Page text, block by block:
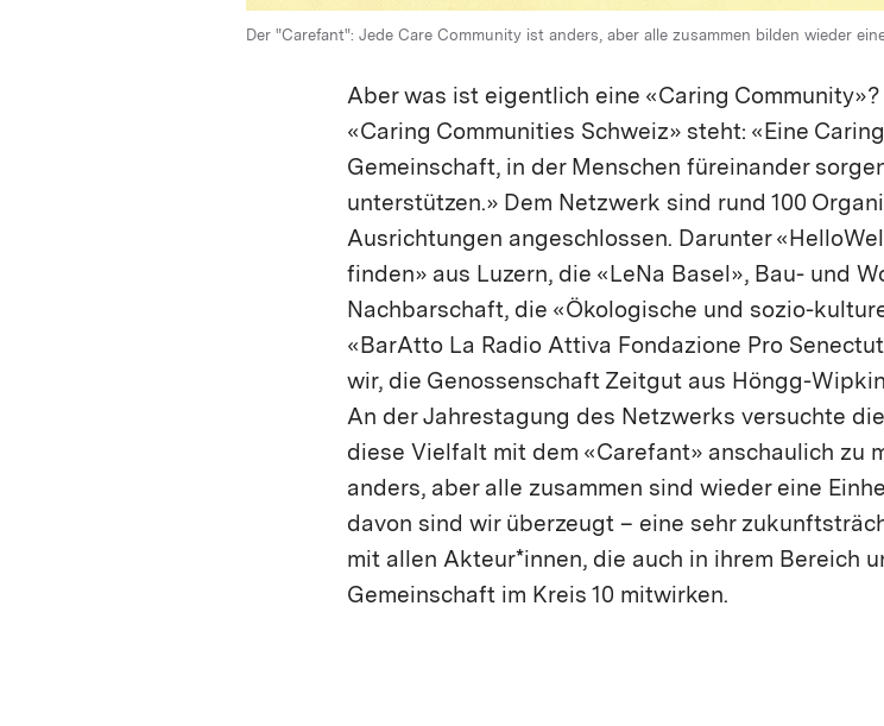
Der "Carefant": Jede Care Community ist anders, aber alle zusammen bilden wieder
Aber was ist eigentlich eine «Caring
«Caring Communities Schweiz» steht: «Eine
Gemeinschaft, in der Menschen füreinander
unterstützen.» Dem Netzwerk sind rund 100
Ausrichtungen angeschlossen. Darunter
finden» aus Luzern, die «LeNa Basel», Bau- und
Nachbarschaft, die «Ökologische und sozio-
«BarAtto La Radio Attiva Fondazione Pro
wir, die Genossenschaft Zeitgut aus Höngg-
An der Jahrestagung des Netzwerks versuchte
diese Vielfalt mit dem «Carefant» anschaulich zu
anders, aber alle zusammen sind wieder eine
davon sind wir überzeugt – eine sehr
mit allen Akteur*innen, die auch in ihrem Bereich
Gemeinschaft im Kreis 10 mitwirken.